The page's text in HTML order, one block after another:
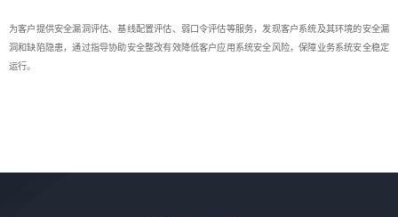
为客户提供安全漏洞评估、基线配置评估、弱口令评估等服务，发现客户系统及其环境的安全漏
洞和缺陷隐患，通过指导协助安全整改有效降低客户应用系统安全风险，保障业务系统安全稳定
运行。